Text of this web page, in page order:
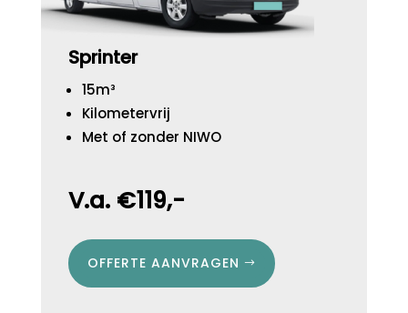
Sprinter
15m³
Kilometervrij
Met of zonder NIWO
V.a. €119,-
OFFERTE AANVRAGEN